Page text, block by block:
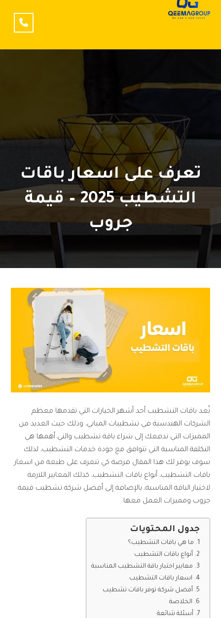
تعرف على اسعار باقات
التشطيب 2025 – قيمة
جروب
تُعد باقات التشطيب أحد أشهر الخيارات التي تقدمها معظم
الشركات الهندسية في تشطيبات المباني، وذلك حيث العديد من
المميزات التي تدفعك إلى شراء باقة تشطيب والتي أهمها هي
التكلفة المناسبة التي تتوافق مع جودة خدمات التشطيب، لذلك
سوف يوفر لك هذا المقال فرصة كي تتعرف على طبعة من اسعار
باقات التشطيب، أنواع باقات التشطيب، كذلك المعايير اللازمة
لاختيار الباقة المناسبة، بالإضافة إلى أفضل شركة تشطيب قيمة
جروب ومميزات العمل معها.
جدول المحتويات
ما هي باقات التشطيب؟
أنواع باقات التشطيب
معايير اختيار باقة التشطيب المناسبة
اسعار باقات التشطيب
أفضل شركة توفر باقات تشطيب
الخلاصة
أسئلة شائعة